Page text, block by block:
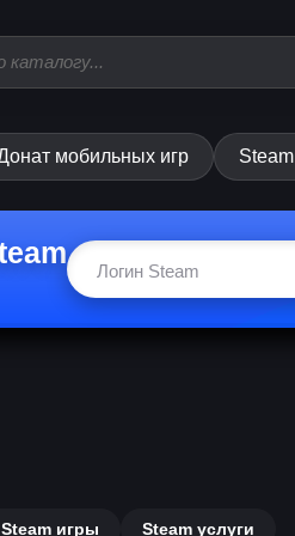
мобильных игр Steam
Steam игры Steam услуги